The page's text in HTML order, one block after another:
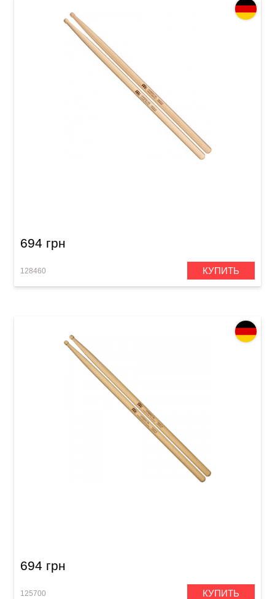
694 грн
128460 КУПИТЬ
694 грн
125700 КУПИТЬ